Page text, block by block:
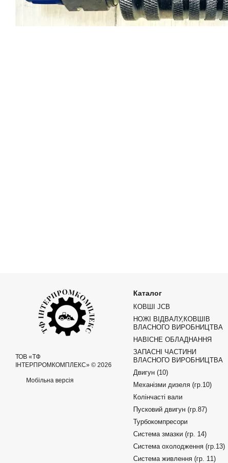
ТОВ «ТФ
ІНТЕРПРОМКОМПЛЕКС» © 2026
Мобільна версія
Каталог
КОВШІ JCB
НОЖІ ВІДВАЛУ,КОВШІВ
ВЛАСНОГО ВИРОБНИЦТВА
НАВІСНЕ ОБЛАДНАННЯ
ЗАПАСНІ ЧАСТИНИ
ВЛАСНОГО ВИРОБНИЦТВА
Двигун (10)
Механізми дизеля (гр.10)
Колінчасті вали
Пусковий двигун (гр.87)
Турбокомпресори
Система змазки (гр. 14)
Система охолодження (гр.13)
Система живлення (гр. 11)